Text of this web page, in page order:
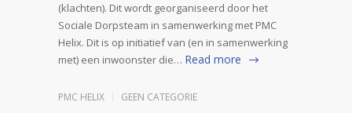
(klachten). Dit wordt georganiseerd door het
Sociale Dorpsteam in samenwerking met PMC
Helix. Dit is op initiatief van (en in samenwerking
met) een inwoonster die… Read more
PMC HELIX GEEN CATEGORIE